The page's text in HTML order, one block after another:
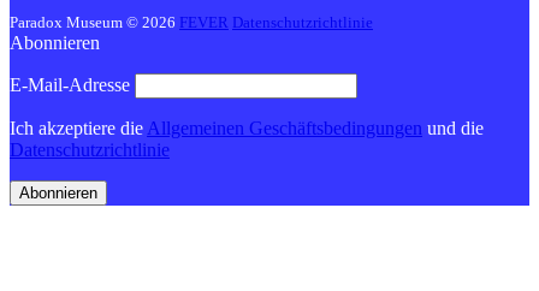
Paradox Museum © 2026 FEVER Datenschutzrichtlinie
Abonnieren
E-Mail-Adresse
Ich akzeptiere die Allgemeinen Geschäftsbedingungen und die
Datenschutzrichtlinie
Abonnieren